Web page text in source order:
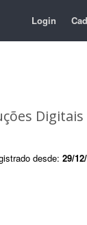
Login
Digitais
desde: 29/